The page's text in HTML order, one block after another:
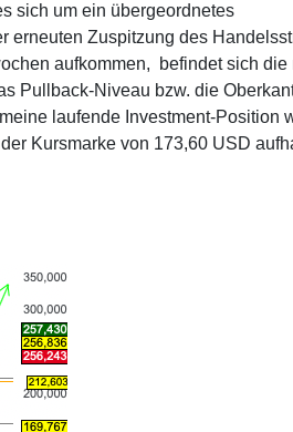
sich um ein übergeordnetes
erneuten Zuspitzung des
aufkommen, befindet sich die
Pullback-Niveau bzw. die
laufende Investment-Position
Kursmarke von 173,60 USD